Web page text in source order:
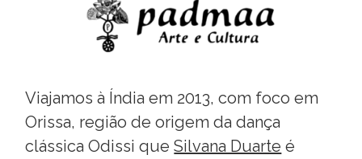
Viajamos à Índia em 2013, com foco em
Orissa, região de origem da dança
clássica Odissi queSilvana Duarte é